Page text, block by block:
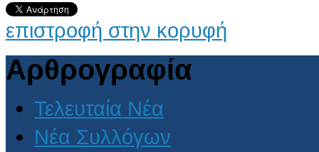
επιστροφή στην κορυφή
Αρθρογραφία
Τελευταία Νέα
Νέα Συλλόγων